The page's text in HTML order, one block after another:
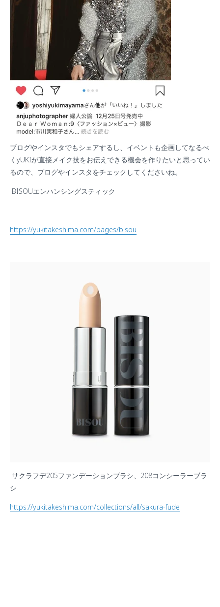
ブログやインスタでもシェアするし、イベントも企画してなるべ
く yUKIが直接メイク技をお伝えできる機会を作りたいと思ってい
るので、ブログやインスタをチェックしてくださいね。
BISOUエンハンシングスティック
https://yukitakeshima.com/pages/bisou
サクラフデ205ファンデーションブラシ、208コンシーラーブラ
シ
https://yukitakeshima.com/collections/all/sakura-fude